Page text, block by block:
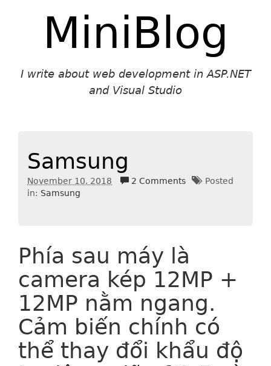
MiniBlog
I write about web development in ASP.NET
and Visual Studio
Samsung
November 10. 2018 2 Comments
Posted
in: Samsung
Phía sau máy là
camera kép 12MP +
12MP nằm ngang.
Cảm biến chính có
thể thay đổi khẩu độ